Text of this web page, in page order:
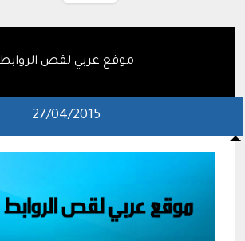
موقع عربي لقص الروابط
27/04/2015